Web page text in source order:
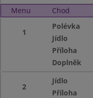
Menu
Chod
1
Polévka
Jídlo
Příloha
Doplněk
2
Jídlo
Příloha